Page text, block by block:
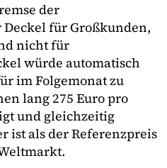
der
für Großkunden,
nicht für
würde automatisch
im Folgemonat zu
lang 275 Euro pro
und gleichzeitig
ist als der Referenzpreis